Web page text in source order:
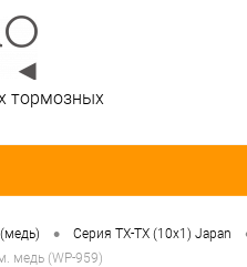
тормозных
• Серия TX-TX (10х1) Japan
медь (WP-959)